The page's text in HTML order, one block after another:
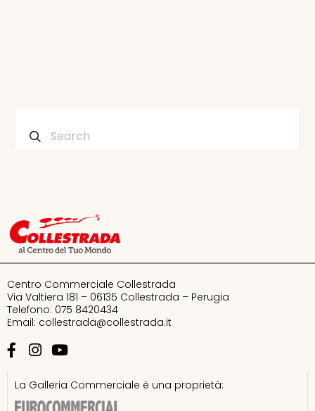
Bandito
Bata
Bershka
Calvin Klein
Chic accent – Samsonite Group
Centro Commerciale Collestrada
Via Valtiera 181 – 06135 Collestrada – Perugia
Telefono: 075 8420434
Email: collestrada@collestrada.it
La Galleria Commerciale è una proprietà: